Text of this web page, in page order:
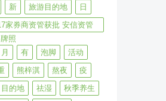
新 旅游目的地
日
家券商资管获批 安信资管
照
月 有 泡脚
活动
熊梓淇 熬夜
疫
目的地 祛湿
秋季养生